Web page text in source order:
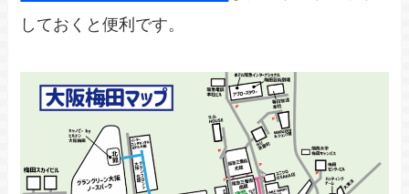
しておくと便利です。